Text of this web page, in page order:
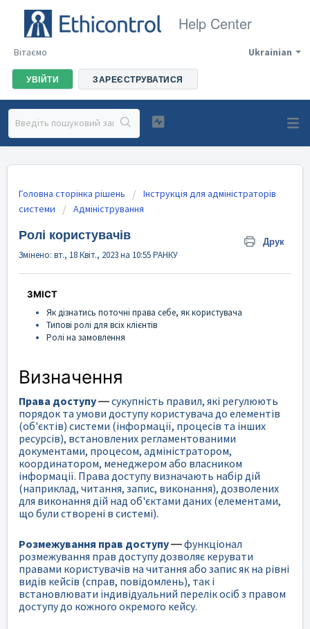
Help Center
Ukrainian
Вітаємо
УВІЙТИ ЗАРЕЄСТРУВАТИСЯ
Головна сторінка рішень
Інструкція для адміністраторів
системи
Адміністрування
Ролі користувачів Друк
Змінено: вт., 18 Квіт., 2023 на 10:55 РАНКУ
ЗМІСТ
Як дізнатись поточні права себе, як користувача
Типові ролі для всіх клієнтів
Ролі на замовлення
Визначення
Права доступу—сукупність правил, які регулюють
порядок та умови доступу користувача до елементів
(об'єктів) системи (інформації, процесів та інших
ресурсів), встановлених регламентованими
документами, процесом, адміністратором,
координатором, менеджером або власником
інформації. Права доступу визначають набір дій
(наприклад, читання, запис, виконання), дозволених
для виконання дій над об'єктами даних (елементами,
що були створені в системі).
Розмежування прав доступу—функціонал
розмежування прав доступу дозволяє керувати
правами користувачів на читання або запис як на рівні
видів кейсів (справ, повідомлень), так і
встановлювати індивідуальний перелік осіб з правом
доступу до кожного окремого кейсу.